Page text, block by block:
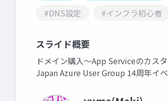
#DNS設定
#インフラ初心者
スライド概要
ドメイン購入～App Serviceのカス
Japan Azure User Group 14周年イ